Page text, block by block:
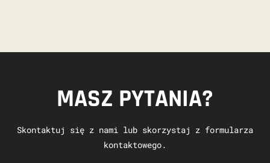
MASZ PYTANIA?
Skontaktuj się z nami lub skorzystaj z formularza
kontaktowego.